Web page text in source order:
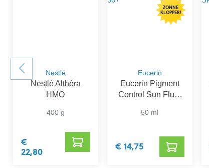
Nestlé
Nestlé Althéra
HMO
400 g
€
22,80
ZONNE
KLOPPER!
Eucerin
Eucerin Pigment
Control Sun Fluid
50 ml
€ 14,75